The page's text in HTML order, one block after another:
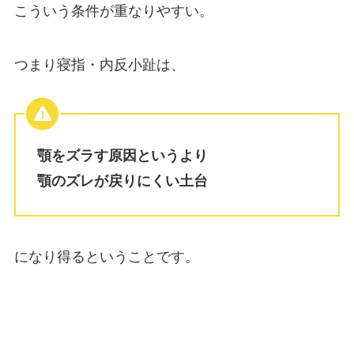
こういう条件が重なりやすい。
つまり寝指・内反小趾は、
顎をズラす原因というより
顎のズレが戻りにくい土台
になり得るということです。